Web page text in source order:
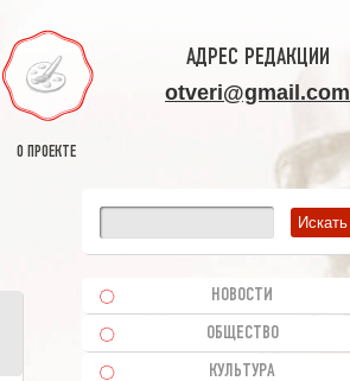
О ПРОЕКТЕ
АДРЕС РЕДАКЦИИ
otveri@gmail.com
НОВОСТИ
ОБЩЕСТВО
КУЛЬТУРА